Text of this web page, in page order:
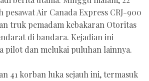
pesawat Air Canada Express CRJ-900
truk pemadam kebakaran Otoritas
di bandara. Kejadian ini
pilot dan melukai puluhan lainnya.
41 korban luka sejauh ini, termasuk